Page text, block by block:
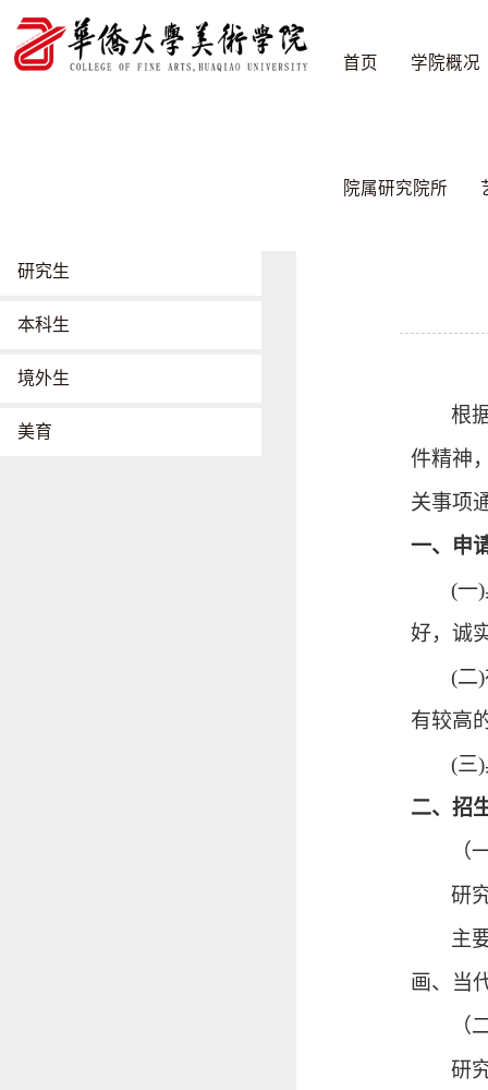
首页 学院概况
院属研究院所
研究生
本科生
境外生
美育
根
件精神
关事项
一、申
(一
好，诚
(二
有较高
(三
二、招
（
研
主
画、当
（
研